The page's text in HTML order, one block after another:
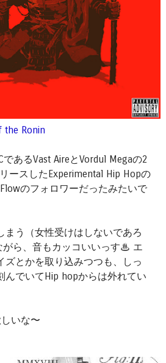
the Ronin
であるVast AireとVordul Megaの2
ースしたExperimental Hip Hopの
のフォロワーだったみたいで
まう（女性受けはしないであろ
がら、音もカッコいいっす♨︎ エ
ズとかを取り込みつつも、しっ
んでいてHip hopからは外れてい
いな〜